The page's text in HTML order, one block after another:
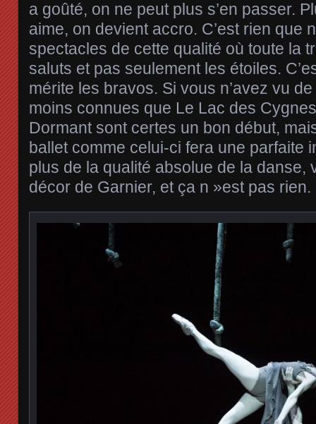
a goûté, on ne peut plus s’en passer.
aime, on devient accro. C’est rien que
spectacles de cette qualité où toute la
saluts et pas seulement les étoiles.
mérite les bravos. Si vous n’avez vu
moins connues que Le Lac des
Dormant sont certes un bon début,
ballet comme celui-ci fera une parfaite
plus de la qualité absolue de la danse,
décor de Garnier, et ça n »est pas rien.